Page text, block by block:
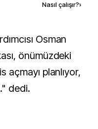
Nasıl çalışır?›
önümüzdeki
planlıyor,
dedi.